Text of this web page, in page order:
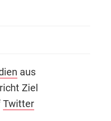
aus
Ziel
Twitter